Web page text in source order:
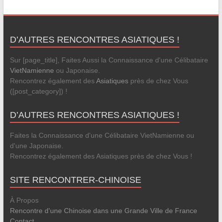
D’AUTRES RENCONTRES ASIATIQUES !
Sur [page_title], Faites Aussi la Connaissance d'une Célibataire
VietNamienne ou Japonaise.
Rencontrez également desAsiatiquesprès de chez Vous
([post_category]) !
D’AUTRES RENCONTRES ASIATIQUES !
Faites la Connaissance d'une Célibataire VietNamienne ou
d'une Japonaise.
Rencontrez également des Asiatiques près de chez Vous !
SITE RENCONTRER-CHINOISE
À Propos
Rencontre d'une Chinoise dans une Grande Ville de France